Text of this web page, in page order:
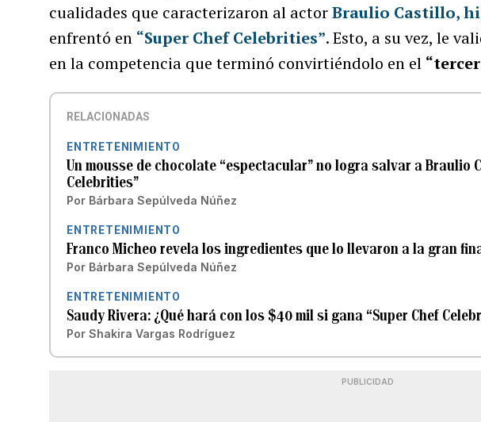
cualidades que caracterizaron al actorBraulio Castillo,
enfrentó en “Super Chef Celebrities”. Esto, a su vez, le
en la competencia que terminó convirtiéndolo en el
RELACIONADAS
ENTRETENIMIENTO
Un mousse de chocolate “espectacular” no logra salvar a Braulio
Celebrities”
Por Bárbara Sepúlveda Núñez
ENTRETENIMIENTO
Franco Micheo revela los ingredientes que lo llevaron a la gran
Por Bárbara Sepúlveda Núñez
ENTRETENIMIENTO
Saudy Rivera: ¿Qué hará con los $40 mil si gana “Super Chef
Por Shakira Vargas Rodríguez
PUBLICIDAD